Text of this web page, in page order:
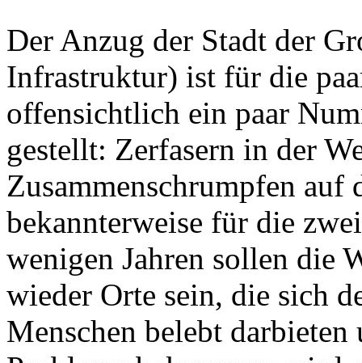
Der Anzug der Stadt der
Infrastruktur) ist für die
offensichtlich ein paar
gestellt: Zerfasern in der
Zusammenschrumpfen auf
bekannterweise für die
wenigen Jahren sollen die
wieder Orte sein, die sich
Menschen belebt